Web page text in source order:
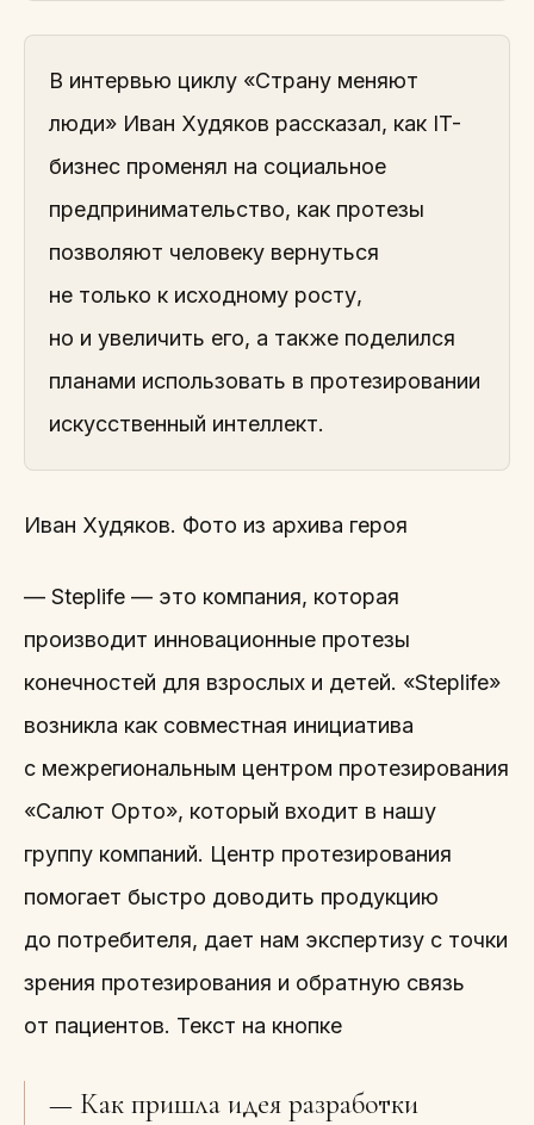
В интервью циклу «Страну меняют
люди» Иван Худяков рассказал, как IT-
бизнес променял на социальное
предпринимательство, как протезы
позволяют человеку вернуться
не только к исходному росту,
но и увеличить его, а также поделился
планами использовать в протезировании
искусственный интеллект.
Иван Худяков. Фото из архива героя
— Steplife — это компания, которая
производит инновационные протезы
конечностей для взрослых и детей. «Steplife»
возникла как совместная инициатива
с межрегиональным центром протезирования
«Салют Орто», который входит в нашу
группу компаний. Центр протезирования
помогает быстро доводить продукцию
до потребителя, дает нам экспертизу с точки
зрения протезирования и обратную связь
от пациентов. Текст на кнопке
— Как пришла идея разработки